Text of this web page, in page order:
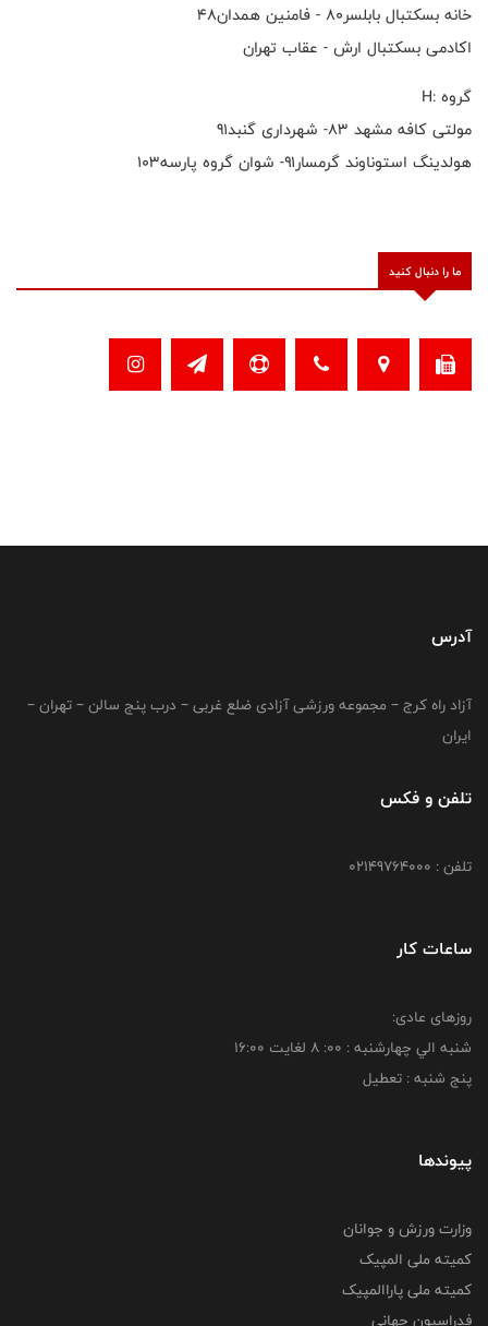
خانه بسکتبال بابلسر۸۰ - فامنین همدان۴۸
اکادمی بسکتبال ارش - عقاب تهران
گروه :H
مولتی کافه مشهد ٨٣- شهرداری گنبد٩١
هولدینگ استوناوند گرمسار۹۱- شوان گروه پارسه۱۰۳
ما را دنبال کنید
آدرس
آزاد راه کرج – مجموعه ورزشی آزادی ضلع غربی – درب پنج سالن – تهران –
ایران
تلفن و فکس
تلفن : 02149764000
ساعات کار
روزهای عادی:
شنبه الي چهارشنبه : 00: 8 لغايت 16:00
پنج شنبه : تعطیل
پیوندها
وزارت ورزش و جوانان
کمیته ملی المپیک
کمیته ملی پاراالمپیک